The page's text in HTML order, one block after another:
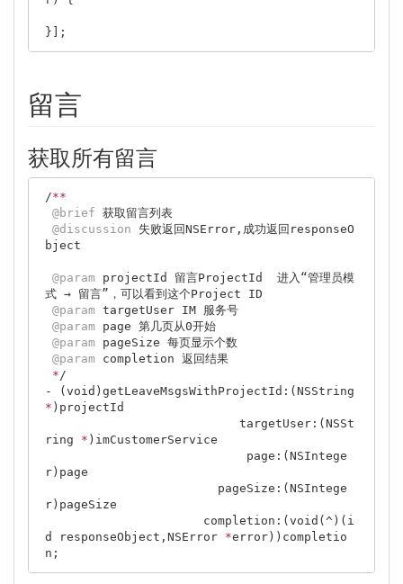
留言
获取所有留言
/**
@brief 获取留言列表
@discussion 失败返回NSError,成功返回responseO
bject
@param projectId 留言ProjectId  进入“管理员模
式 → 留言”，可以看到这个Project ID
@param targetUser IM 服务号
@param page 第几页从0开始
@param pageSize 每页显示个数
@param completion 返回结果
*/
* )projectId
ring * )imCustomerService
r)page
r)pageSize
d responseObject,NSError *error))completio